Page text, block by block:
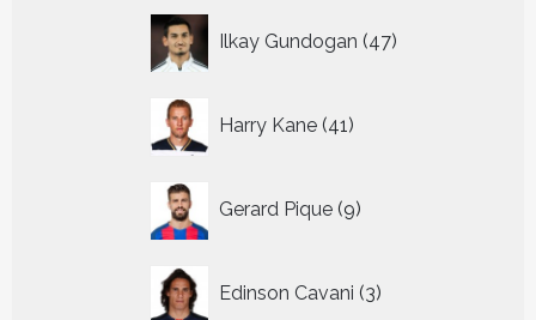
Ilkay Gundogan 47
producten
Harry Kane 41
producten
Gerard Pique 9
producten
Edinson Cavani 3
producten